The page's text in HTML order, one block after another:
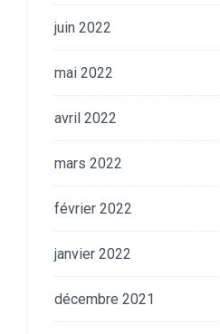
juin 2022
mai 2022
avril 2022
mars 2022
février 2022
janvier 2022
décembre 2021